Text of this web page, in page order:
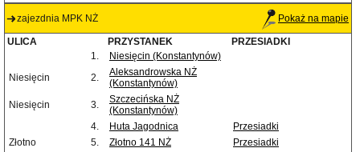
zajezdnia MPK NŻ Pokaż na mapie
ULICA PRZYSTANEK
PRZESIADKI
1.
Niesięcin (Konstantynów)
Niesięcin
2.
Aleksandrowska NŻ
(Konstantynów)
Niesięcin
3.
Szczecińska NŻ
(Konstantynów)
4.
Huta Jagodnica
Przesiadki
Złotno
5. Złotno 141 NŻ
Przesiadki